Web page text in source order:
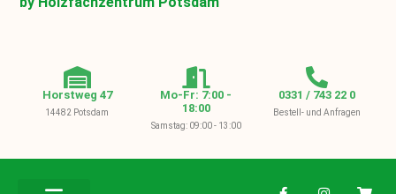
Horstweg 47
14482 Potsdam
Mo-Fr: 7:00 -
18:00
Samstag: 09:00 - 13:00
0331 / 743 22 0
Bestell- und Anfragen